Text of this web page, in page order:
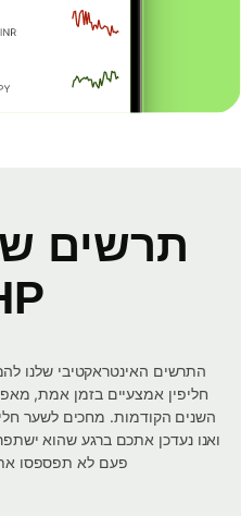
השנים הקודמות. מחכים לשער
ואנו נעדכן אתכם ברגע שהוא ישתפר.
פעם לא תפספסו את